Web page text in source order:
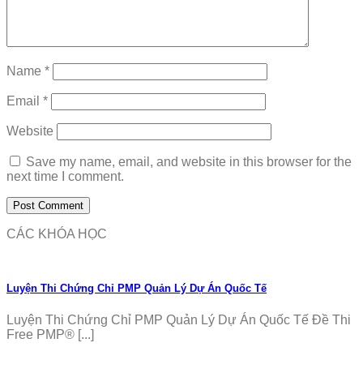
Name *
Email *
Website
Save my name, email, and website in this browser for the
next time I comment.
CÁC KHÓA HỌC
Luyện Thi Chứng Chỉ PMP Quản Lý Dự Án Quốc Tế
Luyện Thi Chứng Chỉ PMP Quản Lý Dự Án Quốc Tế Đề Thi
Free PMP® [...]